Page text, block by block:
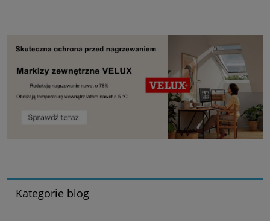
Kategorie blog